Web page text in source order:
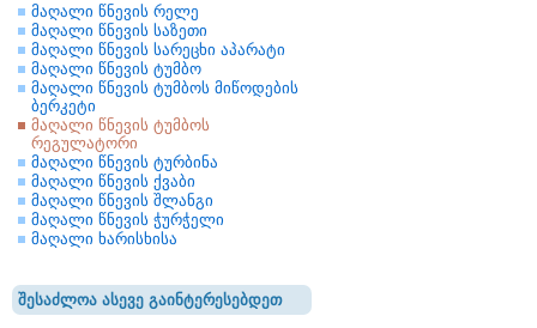
მაღალი წნევის რელე
მაღალი წნევის საზეთი
მაღალი წნევის სარეცხი აპარატი
მაღალი წნევის ტუმბო
მაღალი წნევის ტუმბოს მიწოდების
ბერკეტი
მაღალი წნევის ტუმბოს
რეგულატორი
მაღალი წნევის ტურბინა
მაღალი წნევის ქვაბი
მაღალი წნევის შლანგი
მაღალი წნევის ჭურჭელი
მაღალი ხარისხისა
შესაძლოა ასევე გაინტერესებდეთ